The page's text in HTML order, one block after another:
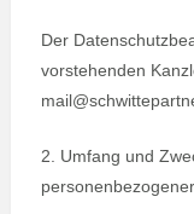
Der
vorstehenden
2. Umfang und